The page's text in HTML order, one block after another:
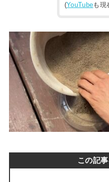
(YouTubeも現
この記